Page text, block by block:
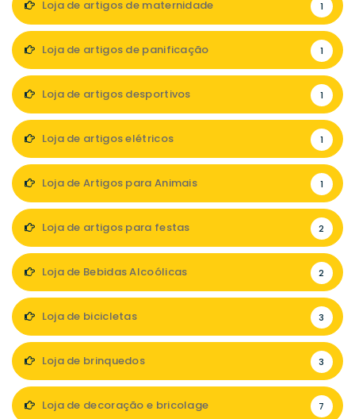
Loja de artigos de maternidade 1
Loja de artigos de panificação 1
Loja de artigos desportivos 1
Loja de artigos elétricos 1
Loja de Artigos para Animais 1
Loja de artigos para festas 2
Loja de Bebidas Alcoólicas 2
Loja de bicicletas 3
Loja de brinquedos 3
Loja de decoração e bricolage 7